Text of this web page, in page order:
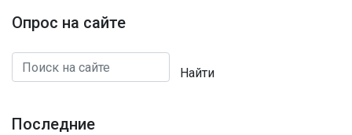
Опрос на сайте
Найти
Последние